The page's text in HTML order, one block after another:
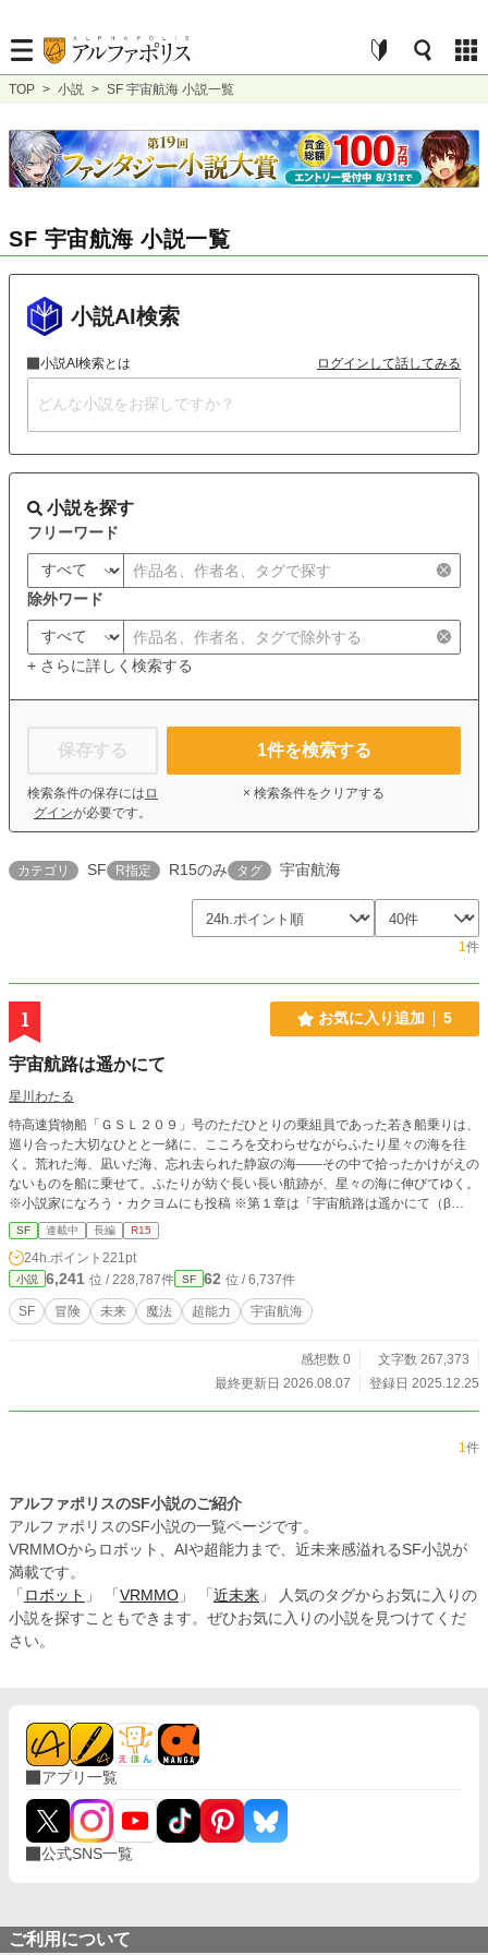
TOP > 小説 > SF 宇宙航海 小説一覧
SF 宇宙航海 小説一覧
小説AI検索
小説AI検索とは ログインして話してみる
小説を探す
フリーワード
除外ワード
+ さらに詳しく検索する
保存する
検索条件の保存には ロ
グインが必要です。
1件を検索する
× 検索条件をクリアする
カテゴリ SF R指定 R15のみ タグ 宇宙航海
1件
1 お気に入り追加 5
宇宙航路は遥かにて
星川わたる
特高速貨物船「ＧＳＬ２０９」号のただひとりの乗組員であった若き船乗りは、
巡り合った大切なひとと一緒に、こころを交わらせながらふたり星々の海を往
く。荒れた海、凪いだ海、忘れ去られた静寂の海――その中で拾ったかけがえの
ないものを船に乗せて。ふたりが紡ぐ長い長い航跡が、星々の海に伸びてゆく。
※小説家になろう・カクヨムにも投稿 ※第１章は「宇宙航路は遥かにて（β
版）」を加筆修正したものです ※毎週金曜投稿
SF 連載中 長編 R15
24h.ポイント 221pt
小説 6,241 位 / 228,787件 SF 62 位 / 6,737件
SF 冒険 未来 魔法 超能力 宇宙航海
感想数 0
文字数 267,373
最終更新日 2026.08.07
登録日 2025.12.25
1件
アルファポリスのSF小説のご紹介
アルファポリスのSF小説の一覧ページです。
VRMMOからロボット、AIや超能力まで、近未来感溢れるSF小説が
満載です。
「 ロボット 」 「 VRMMO 」 「 近未来 」 人気のタグからお気に入りの
小説を探すこともできます。ぜひお気に入りの小説を見つけてくだ
さい。
アプリ一覧
公式SNS一覧
ご利用について